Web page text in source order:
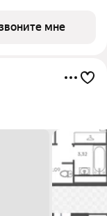
8 и 9 этажей.
мне